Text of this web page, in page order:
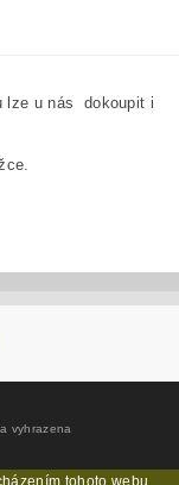
lze u nás dokoupit i
vyhrazena
tohoto webu